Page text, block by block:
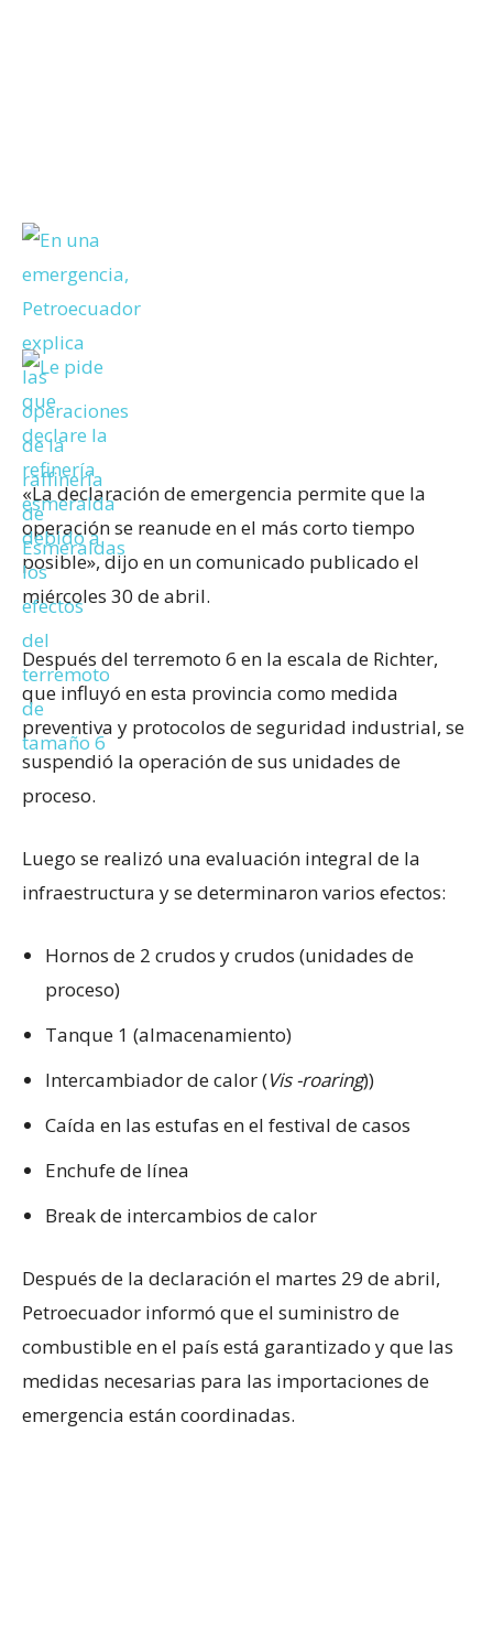
«La declaración de emergencia permite que la
operación se reanude en el más corto tiempo
posible», dijo en un comunicado publicado el
miércoles 30 de abril.
Después del terremoto 6 en la escala de Richter,
que influyó en esta provincia como medida
preventiva y protocolos de seguridad industrial, se
suspendió la operación de sus unidades de
proceso.
Luego se realizó una evaluación integral de la
infraestructura y se determinaron varios efectos:
Hornos de 2 crudos y crudos (unidades de
proceso)
Tanque 1 (almacenamiento)
Intercambiador de calor (Vis -roaring))
Caída en las estufas en el festival de casos
Enchufe de línea
Break de intercambios de calor
Después de la declaración el martes 29 de abril,
Petroecuador informó que el suministro de
combustible en el país está garantizado y que las
medidas necesarias para las importaciones de
emergencia están coordinadas.